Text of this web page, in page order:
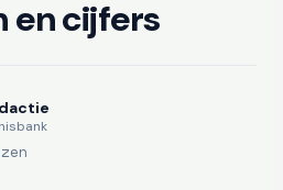
en cijfers